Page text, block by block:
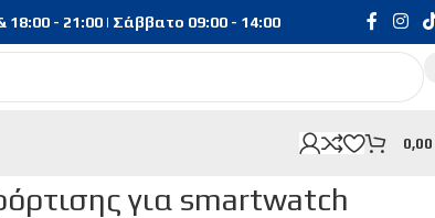
- 21:00 | Σάββατο 09:00 - 14:00
0,00
για smartwatch